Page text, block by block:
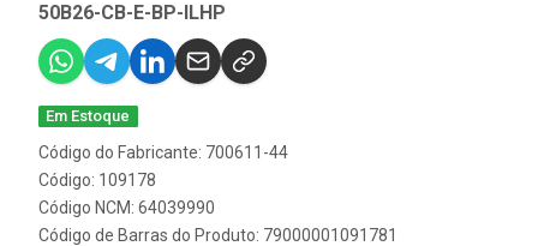
50B26-CB-E-BP-ILHP
Em Estoque
Código do Fabricante: 700611-44
Código: 109178
Código NCM: 64039990
Código de Barras do Produto: 79000001091781